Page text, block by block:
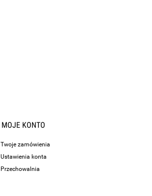
MOJE KONTO
Twoje zamówienia
Ustawienia konta
Przechowalnia